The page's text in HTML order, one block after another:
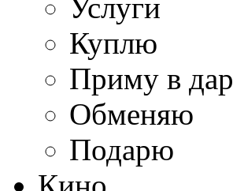
Услуги
Куплю
Приму в дар
Обменяю
Подарю